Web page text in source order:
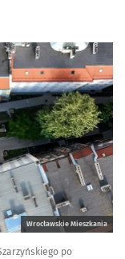
Wrocławskie Mieszkania
po